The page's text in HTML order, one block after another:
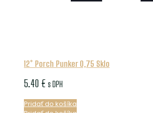
12° Porch Punker 0,75 Sklo
5.40 € s DPH
Pridať do košíka